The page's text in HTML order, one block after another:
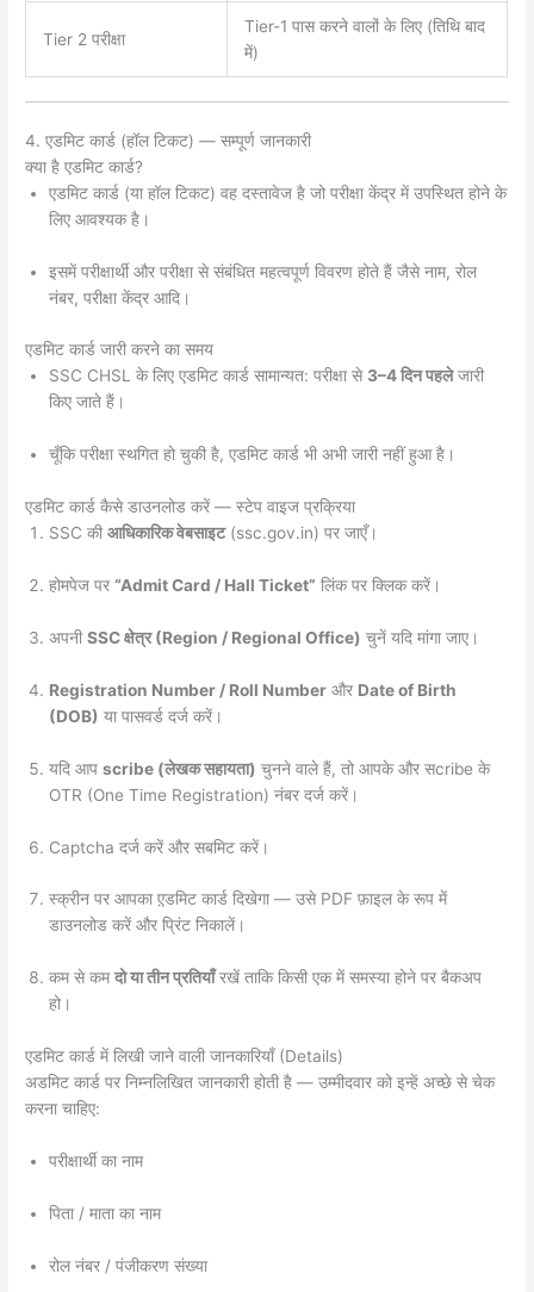
Tier 2 परीक्षा
Tier-1 पास करने वालों के लिए (तिथि बाद
में)
4. एडमिट कार्ड (हॉल टिकट) — सम्पूर्ण जानकारी
क्या है एडमिट कार्ड?
एडमिट कार्ड (या हॉल टिकट) वह दस्तावेज है जो परीक्षा केंद्र में उपस्थित होने के
लिए आवश्यक है।
इसमें परीक्षार्थी और परीक्षा से संबंधित महत्वपूर्ण विवरण होते हैं जैसे नाम, रोल
नंबर, परीक्षा केंद्र आदि।
एडमिट कार्ड जारी करने का समय
SSC CHSL के लिए एडमिट कार्ड सामान्यत: परीक्षा से 3–4 दिन पहलेजारी
किए जाते हैं।
चूँकि परीक्षा स्थगित हो चुकी है, एडमिट कार्ड भी अभी जारी नहीं हुआ है।
एडमिट कार्ड कैसे डाउनलोड करें — स्टेप वाइज प्रक्रिया
SSC कीआधिकारिक वेबसाइट(ssc.gov.in) पर जाएँ।
होमपेज पर“Admit Card / Hall Ticket” लिंक पर क्लिक करें।
अपनीSSC क्षेत्र (Region / Regional Office) चुनें यदि मांगा जाए।
Registration Number / Roll Number और Date of Birth
(DOB) या पासवर्ड दर्ज करें।
यदि आपscribe (लेखक सहायता) चुनने वाले हैं, तो आपके और सcribe के
OTR (One Time Registration) नंबर दर्ज करें।
Captcha दर्ज करें और सबमिट करें।
स्क्रीन पर आपका ए़डमिट कार्ड दिखेगा — उसे PDF फ़ाइल के रूप में
डाउनलोड करें और प्रिंट निकालें।
कम से कमदो या तीन प्रतियाँरखें ताकि किसी एक में समस्या होने पर बैकअप
हो।
एडमिट कार्ड में लिखी जाने वाली जानकारियाँ (Details)
अडमिट कार्ड पर निम्नलिखित जानकारी होती है — उम्मीदवार को इन्हें अच्छे से चेक
करना चाहिए:
परीक्षार्थी का नाम
पिता / माता का नाम
रोल नंबर / पंजीकरण संख्या